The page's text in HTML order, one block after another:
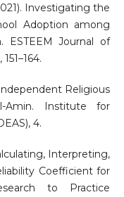
Investigating the
Adoption among
ESTEEM Journal of
Religious
Institute for
4.
Interpreting,
Coefficient for
to Practice